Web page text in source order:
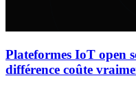
Plateformes IoT open
différence coûte